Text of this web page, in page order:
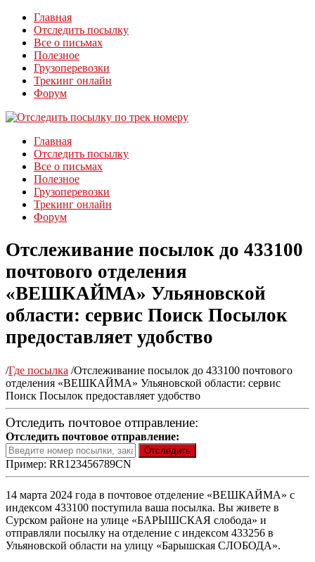
Главная
Отследить посылку
Все о письмах
Полезное
Грузоперевозки
Трекинг онлайн
Форум
Главная
Отследить посылку
Все о письмах
Полезное
Грузоперевозки
Трекинг онлайн
Форум
Отслеживание посылок до 433100
почтового отделения
«ВЕШКАЙМА» Ульяновской
области: сервис Поиск Посылок
предоставляет удобство
/Где посылка /Отслеживание посылок до 433100 почтового
отделения «ВЕШКАЙМА» Ульяновской области: сервис
Поиск Посылок предоставляет удобство
Отследить почтовое отправление:
Отследить почтовое отправление:
Пример: RR123456789CN
14 марта 2024 года в почтовое отделение «ВЕШКАЙМА» с
индексом 433100 поступила ваша посылка. Вы живете в
Сурском районе на улице «БАРЫШСКАЯ слобода» и
отправляли посылку на отделение с индексом 433256 в
Ульяновской области на улицу «Барышская СЛОБОДА».